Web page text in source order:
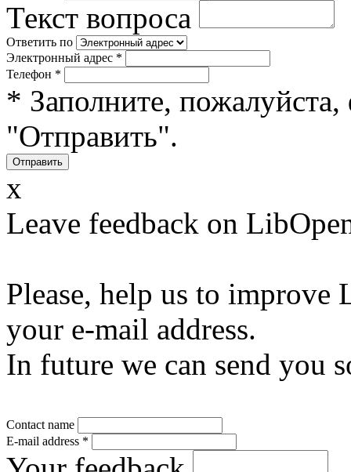
Текст вопроса
Ответить по
Электронный адрес *
Телефон *
* Заполните,
"Отправить".
x
Leave feedback on
Please, help us to
your e-mail address.
In future we can send you
Contact name
E-mail address *